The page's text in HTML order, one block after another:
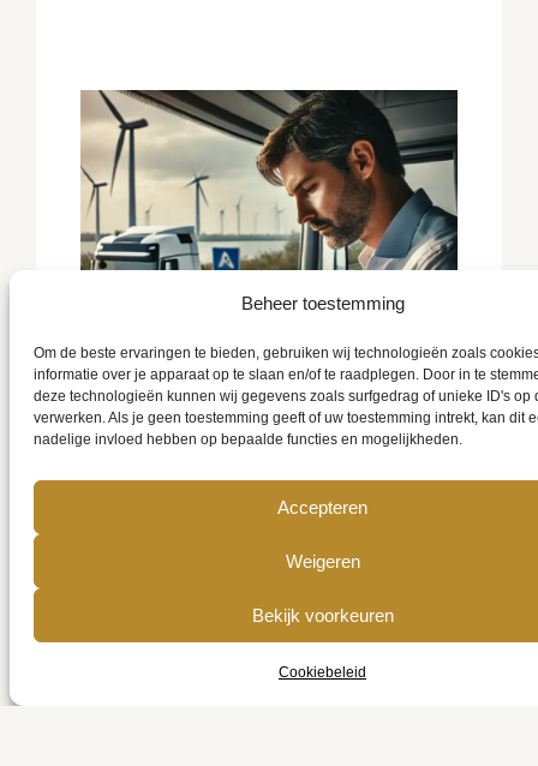
Beheer toestemming
Om de beste ervaringen te bieden, gebruiken wij technologieën zoals
informatie over je apparaat op te slaan en/of te raadplegen. Door in te
deze technologieën kunnen wij gegevens zoals surfgedrag of unieke ID's op
verwerken. Als je geen toestemming geeft of uw toestemming intrekt, kan dit
nadelige invloed hebben op bepaalde functies en mogelijkheden.
Accepteren
Weigeren
Bekijk voorkeuren
Cookiebeleid
Verplichtingen rond
Belastingen, Starten als vrachtwagenchauffeur